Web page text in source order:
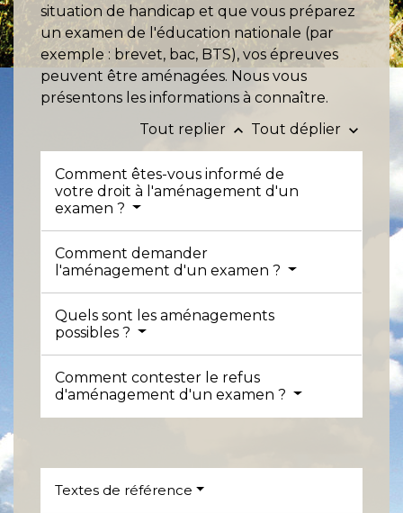
situation de handicap et que vous préparez
un examen de l'éducation nationale (par
exemple : brevet, bac, BTS), vos épreuves
peuvent être aménagées. Nous vous
présentons les informations à connaître.
Tout replier keyboard_arrow_up Tout déplier keyboard_arrow_down
Comment êtes-vous informé de
votre droit à l'aménagement d'un
examen ?
Comment demander
l'aménagement d'un examen ?
Quels sont les aménagements
possibles ?
Comment contester le refus
d'aménagement d'un examen ?
Textes de référence